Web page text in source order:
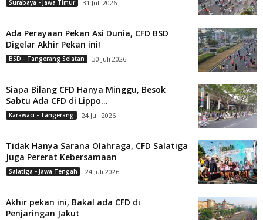
Surabaya - Jawa Timur 31 Juli 2026
Ada Perayaan Pekan Asi Dunia, CFD BSD
Digelar Akhir Pekan ini!
BSD - Tangerang Selatan 30 Juli 2026
Siapa Bilang CFD Hanya Minggu, Besok
Sabtu Ada CFD di Lippo...
Karawaci - Tangerang 24 Juli 2026
Tidak Hanya Sarana Olahraga, CFD Salatiga
Juga Pererat Kebersamaan
Salatiga - Jawa Tengah 24 Juli 2026
Akhir pekan ini, Bakal ada CFD di
Penjaringan Jakut